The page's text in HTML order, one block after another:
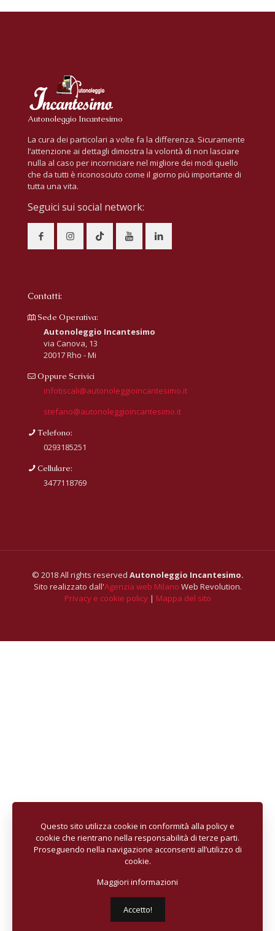
Autonoleggio Incantesimo
La cura dei particolari a volte fa la differenza. Sicuramente
l’attenzione ai dettagli dimostra la volontà di non lasciare
nulla al caso per incorniciare nel migliore dei modi quello
che da tutti è riconosciuto come il giorno più importante di
tutta una vita.
Seguici sui social network:
Contatti:
Sede Operativa:
Autonoleggio Incantesimo
via Canova, 13
20017 Rho - Mi
Oppure Scrivici
infotiscali@autonoleggioincantesimo.it
stefano@autonoleggioincantesimo.it
Telefono:
0293185251
Cellulare:
3477118769
© 2018 All rights reserved Autonoleggio Incantesimo.
Sito realizzato dall'Agenzia web Milano Web Revolution.
Privacy e cookie policy| Mappa del sito
Questo sito utilizza cookie in conformità alla policy e
cookie che rientrano nella responsabilità di terze parti.
Proseguendo nella navigazione acconsenti all’utilizzo di
cookie.
Maggiori informazioni
Accetto!